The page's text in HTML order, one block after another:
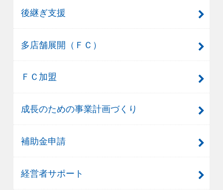
後継ぎ支援
多店舗展開（ＦＣ）
ＦＣ加盟
成長のための事業計画づくり
補助金申請
経営者サポート